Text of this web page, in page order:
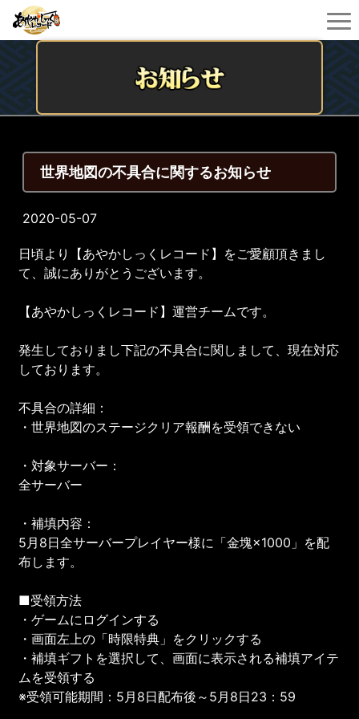
世界地図の不具合に関するお知らせ
2020-05-07
日頃より【あやかしっくレコード】をご愛顧頂きまし
て、誠にありがとうございます。
【あやかしっくレコード】運営チームです。
発生しておりまし下記の不具合に関しまして、現在対応
しております。
不具合の詳細：
・世界地図のステージクリア報酬を受領できない
・対象サーバー：
全サーバー
・補填内容：
5月8日全サーバープレイヤー様に「金塊×1000」を配
布します。
■受領方法
・ゲームにログインする
・画面左上の「時限特典」をクリックする
・補填ギフトを選択して、画面に表示される補填アイテ
ムを受領する
※受領可能期間：5月8日配布後～5月8日23：59